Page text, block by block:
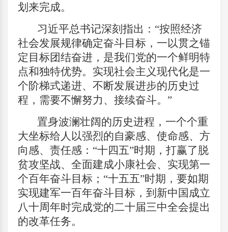
划来完成。
习近平总书记深刻指出：“按照经济
社会发展规律确定奋斗目标，一以贯之锚
定目标团结奋进，是我们党的一个鲜明特
点和独特优势。实现社会主义现代化是一
个阶梯式递进、不断发展进步的历史过
程，需要不懈努力、接续奋斗。”
置身波澜壮阔的历史进程，一个个重
大坐标给人以强烈的自豪感、使命感、方
向感、责任感：“十四五”时期，打赢了脱
贫攻坚战、全面建成小康社会、实现第一
个百年奋斗目标；“十五五”时期，要如期
实现建军一百年奋斗目标，到新中国成立
八十周年时完成党的二十届三中全会提出
的改革任务。